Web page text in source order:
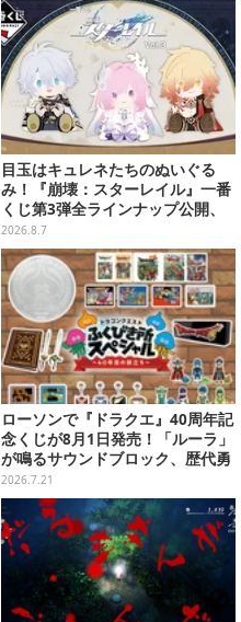
目玉はキュレネたちのぬいぐる
み！『崩壊：スターレイル』一番
くじ第3弾全ラインナップ公開、
美麗ビジュアルのアクリルボード
など用意
2026.8.7
ローソンで『ドラクエ』40周年記
念くじが8月1日発売！「ルーラ」
が鳴るサウンドブロック、歴代勇
者＆スライムのフィギュアなど、
シリーズを振り返る景品盛りだく
さん
2026.7.21